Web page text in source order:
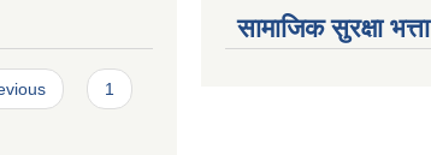
1
सामाजिक सुरक्षा भत्ता